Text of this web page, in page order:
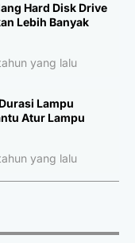
Hard Disk Drive
Lebih Banyak
yang lalu
Lampu
Atur Lampu
yang lalu